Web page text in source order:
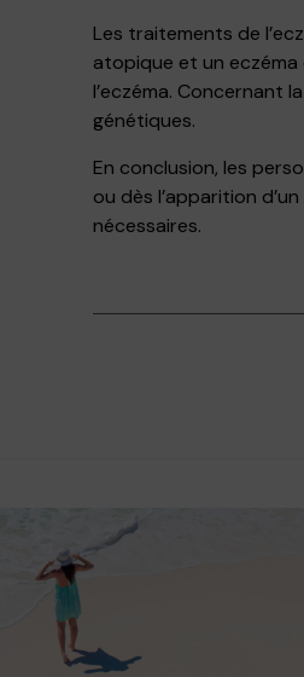
Les traitements de
atopique et un
l’eczéma. Concernant
génétiques.
En conclusion, les
ou dès l’apparition
nécessaires.